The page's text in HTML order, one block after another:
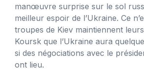
manœuvre surprise sur le sol
meilleur espoir de l’Ukraine. Ce
troupes de Kiev maintiennent
Koursk que l’Ukraine aura
si des négociations avec le
ont lieu.